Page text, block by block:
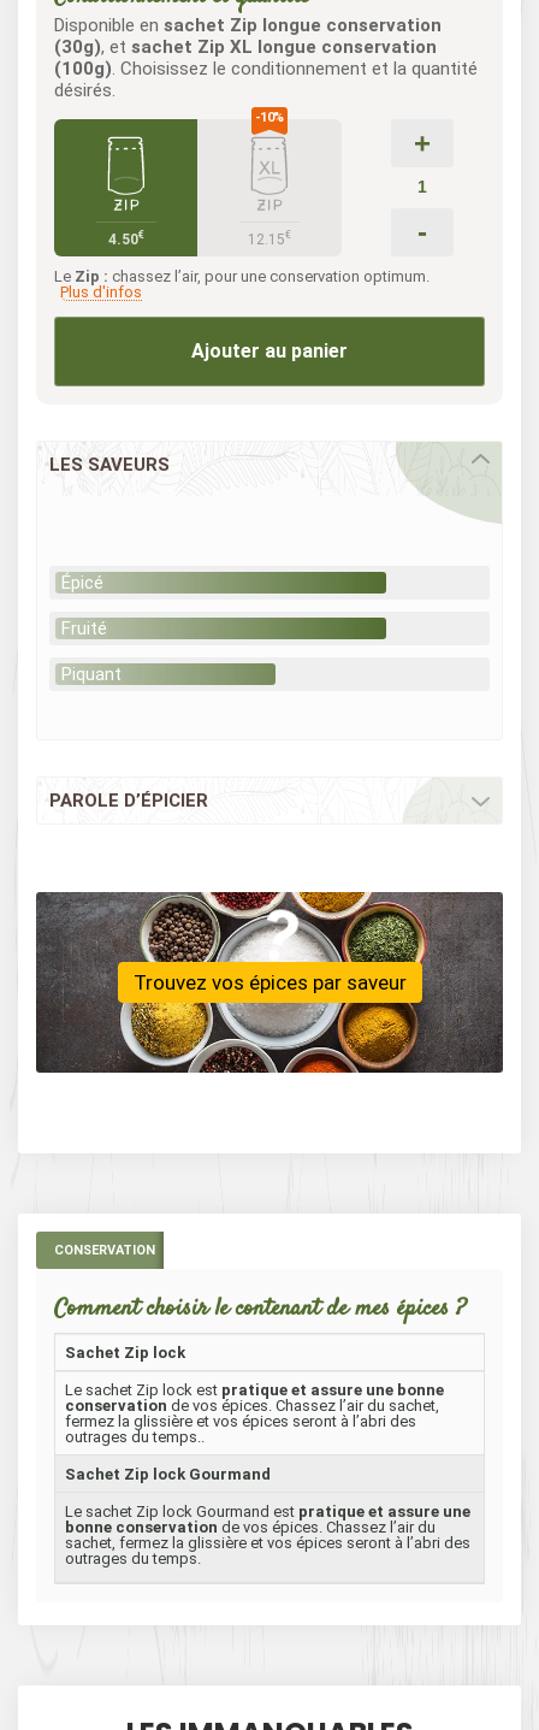
Disponible en sachet Zip longue conservation
(30g), et sachet Zip XL longue conservation
(100g). Choisissez le conditionnement et la quantité
désirés.
4.50€
Le Zip : chassez l’air, pour une conservation optimum.
Plus d'infos
12.15€
+
-
Ajouter au panier
LES SAVEURS
Épicé
Fruité
Piquant
PAROLE D’ÉPICIER
Trouvez vos épices par saveur
CONSERVATION
Comment choisir le contenant de mes épices ?
Sachet Zip lock
Le sachet Zip lock est pratique et assure une bonne
conservation de vos épices. Chassez l’air du sachet,
fermez la glissière et vos épices seront à l’abri des
outrages du temps..
Sachet Zip lock Gourmand
Le sachet Zip lock Gourmand est pratique et assure une
bonne conservation de vos épices. Chassez l’air du
sachet, fermez la glissière et vos épices seront à l’abri des
outrages du temps.